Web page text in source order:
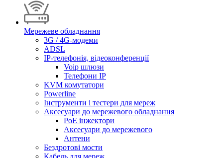
Мережеве обладнання
3G / 4G-модеми
ADSL
IP-телефонія, відеоконференції
Voip шлюзи
Телефони IP
KVM комутатори
Powerline
Інструменти і тестери для мереж
Аксесуари до мережевого обладнання
PoE інжектори
Аксесуари до мережевого
Антени
Бездротові мости
Кабель для мереж